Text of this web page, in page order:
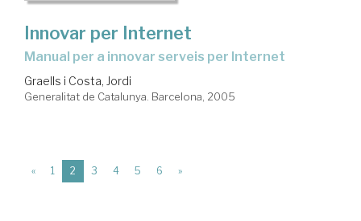
Innovar per Internet
manual per a innovar serveis per Internet
Graells i Costa, Jordi
Generalitat de Catalunya. Barcelona, 2005
« 1 2 (current)
3 4 5 6 »